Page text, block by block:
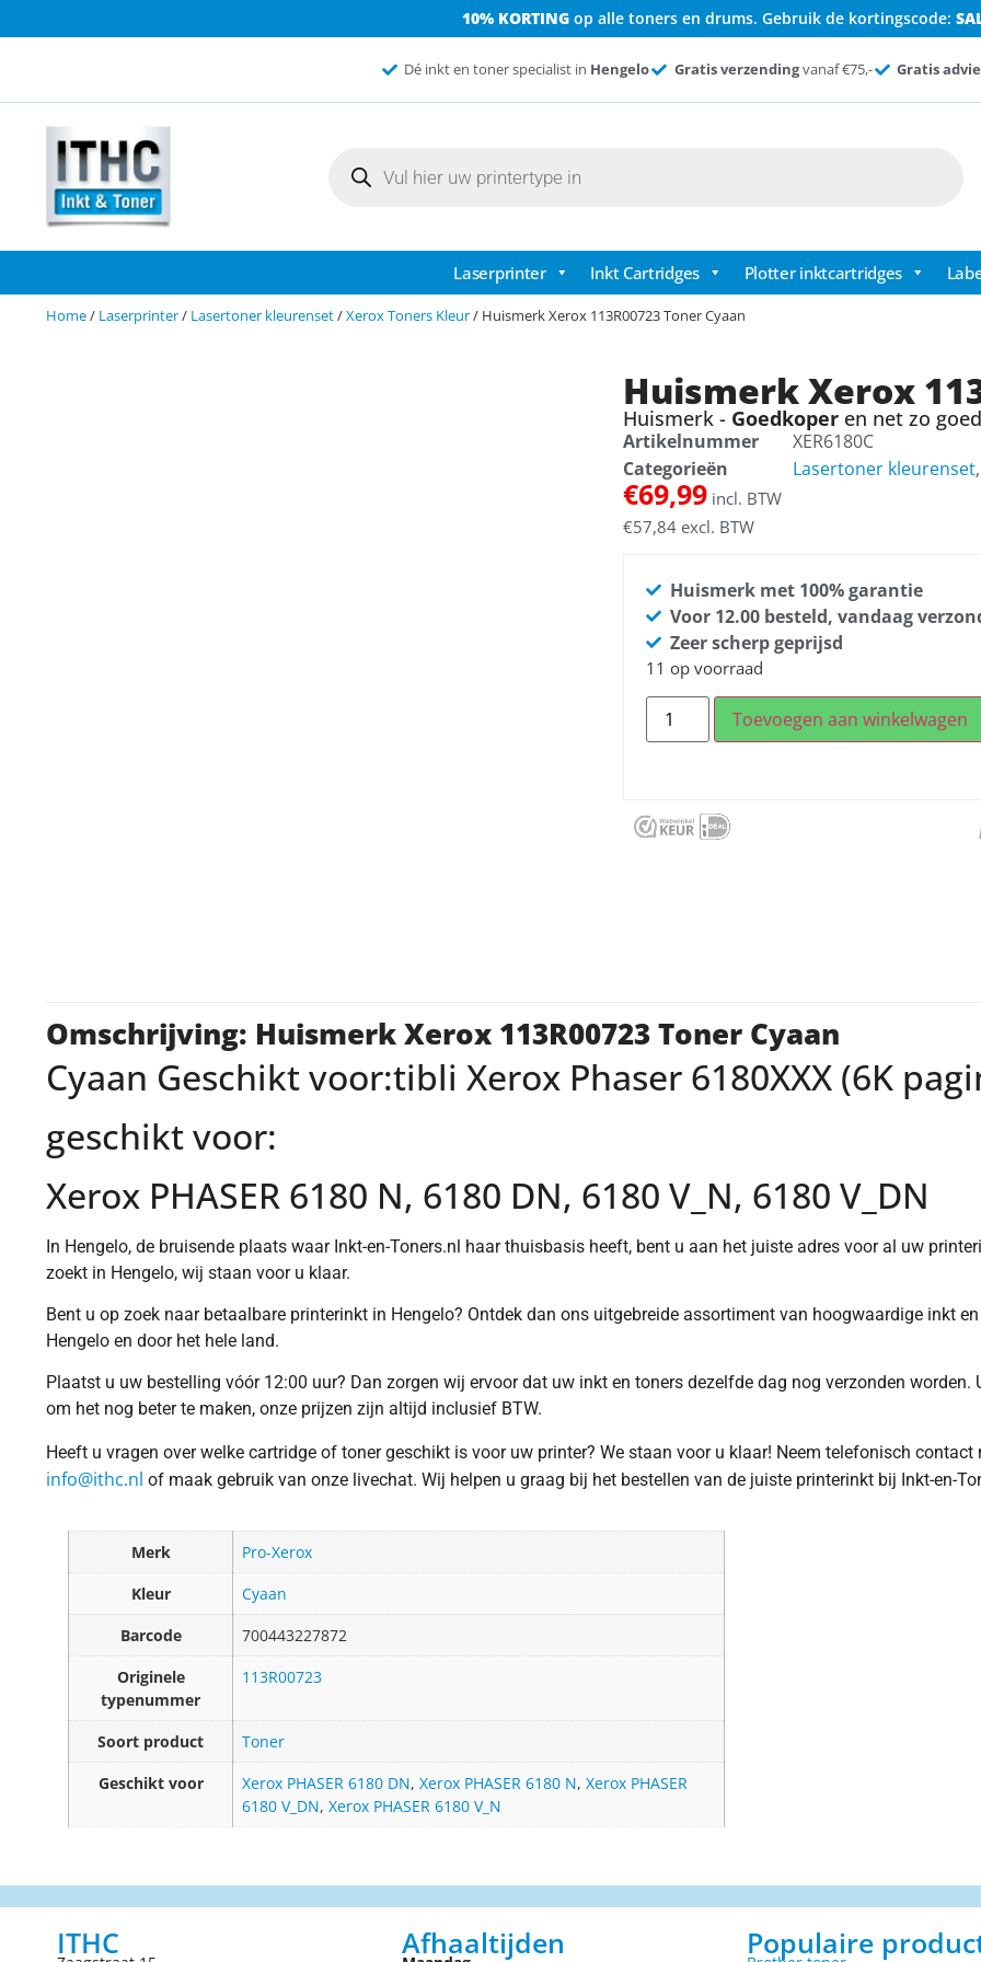
10% KORTINGop alle toners en drums. Gebruik de kortingscode:
Dé inkt en toner specialist in Hengelo Gratis verzendingvanaf €75,- Gratis
Laserprinter Inkt Cartridges Plotter inktcartridges
Home/ Laserprinter/ Lasertoner kleurenset/Xerox Toners Kleur/ Huismerk Xerox 113R00723 Toner Cyaan
Huismerk Xerox
Huismerk - Goedkoperen net zo
Artikelnummer
XER6180C
Categorieën
Lasertoner kleurenset
€69,99incl. BTW
€57,84excl. BTW
Huismerk met 100% garantie
Voor 12.00 besteld, vandaag
Zeer scherp geprijsd
11 op voorraad
Toevoegen aan winkelwagen
Omschrijving: Huismerk Xerox 113R00723 Toner Cyaan
Cyaan Geschikt voor:tibli Xerox Phaser 6180XXX (6K
geschikt voor:
Xerox PHASER 6180 N, 6180 DN, 6180 V_N, 6180 V_DN
In Hengelo, de bruisende plaats waar Inkt-en-Toners.nl haar thuisbasis heeft, bent u aan het juiste adres voor al uw
zoekt in Hengelo, wij staan voor u klaar.
Bent u op zoek naar betaalbare printerinkt in Hengelo? Ontdek dan ons uitgebreide assortiment van hoogwaardige inkt
Hengelo en door het hele land.
Plaatst u uw bestelling vóór 12:00 uur? Dan zorgen wij ervoor dat uw inkt en toners dezelfde dag nog verzonden
om het nog beter te maken, onze prijzen zijn altijd inclusief BTW.
Heeft u vragen over welke cartridge of toner geschikt is voor uw printer? We staan voor u klaar! Neem telefonisch
info@ithc.nl of maak gebruik van onze livechat. Wij helpen u graag bij het bestellen van de juiste printerinkt bij Inkt-en-
Merk
Pro-Xerox
Kleur
Cyaan
Barcode
700443227872
Originele
typenummer
113R00723
Soort product
Toner
Geschikt voor
Xerox PHASER 6180 DN, Xerox PHASER 6180 N, Xerox PHASER
6180 V_DN, Xerox PHASER 6180 V_N
ITHC Afhaaltijden Populaire